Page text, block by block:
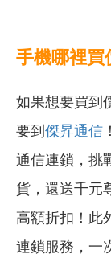
手機哪裡買
如果想要買到
要到 傑昇通信
通信連鎖，挑
貨，還送千元
高額折扣！此
連鎖服務，一